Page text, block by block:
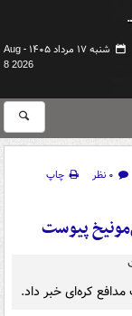
شنبه ۱۷ مرداد ۱۴۰۵ -
Aug
8 2026
۰ نظر
چاپ
پیوست
مدافع کره‌ای خبر داد.